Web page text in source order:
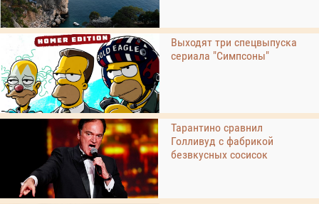
Выходят три спецвыпуска
сериала "Симпсоны"
Тарантино сравнил
Голливуд с фабрикой
безвкусных сосисок